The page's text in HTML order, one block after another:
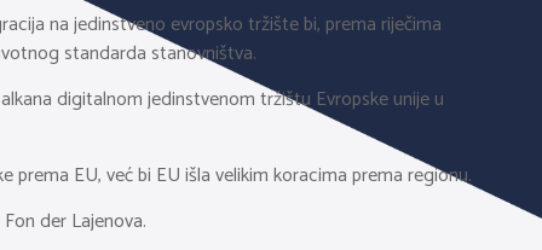
na jedinstveno evropsko tržište bi, prema riječima
standarda stanovništva.
digitalnom jedinstvenom tržištu Evropske unije u
EU, već bi EU išla velikim koracima prema regionu.
der Lajenova.